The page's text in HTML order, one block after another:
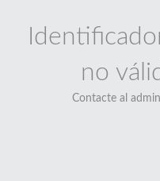
no
Contacte al